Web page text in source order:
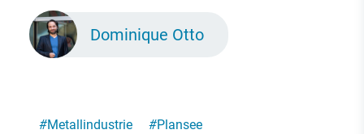
Dominique Otto
#Metallindustrie #Plansee